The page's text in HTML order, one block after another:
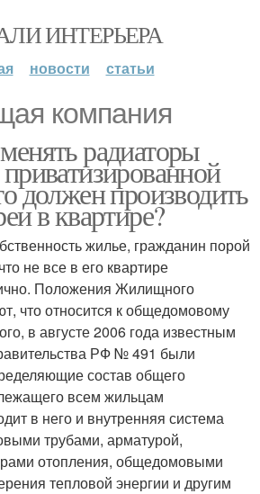
ИНТЕРЬЕРА
новости статьи
компания
радиаторы
должен производить
в квартире?
жилье, гражданин порой
не все в его квартире
Положения Жилищного
что относится к общедомовому
в августе 2006 года известным
РФ № 491 были
состав общего
всем жильцам
в него и внутренняя система
трубами, арматурой,
отопления, общедомовыми
тепловой энергии и другим